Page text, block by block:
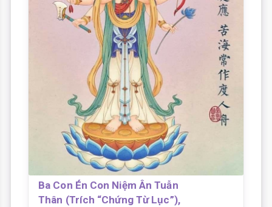
Ba Con Én Con Niệm Ân Tuẫn
Thân (Trích “Chứng Từ Lục”),